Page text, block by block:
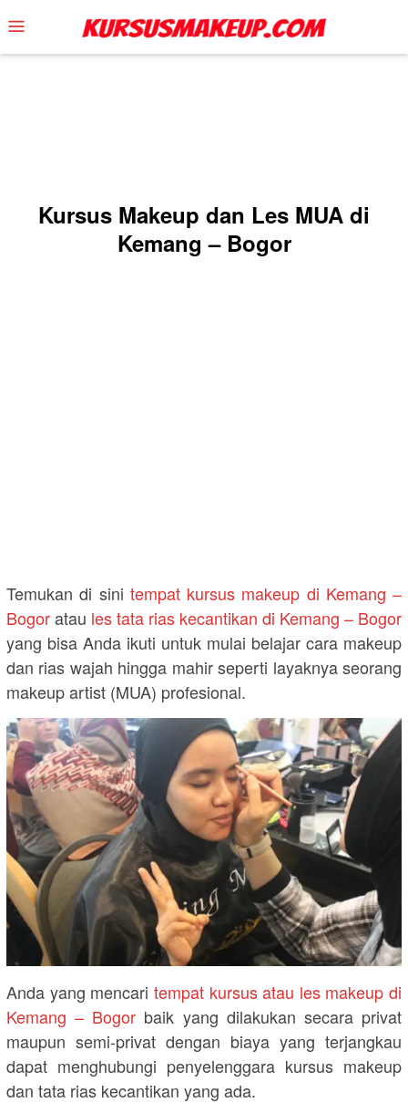
to
content
Mobile
Menu
Kursus Makeup dan Les MUA di
Kemang – Bogor
Temukan di sini tempat kursus makeup di Kemang –
Bogoratau les tata rias kecantikan di Kemang – Bogor
yang bisa Anda ikuti untuk mulai belajar cara makeup
dan rias wajah hingga mahir seperti layaknya seorang
makeup artist (MUA) profesional.
Anda yang mencari tempat kursus atau les makeup di
Kemang – Bogor baik yang dilakukan secara privat
maupun semi-privat dengan biaya yang terjangkau
dapat menghubungi penyelenggara kursus makeup
dan tata rias kecantikan yang ada.